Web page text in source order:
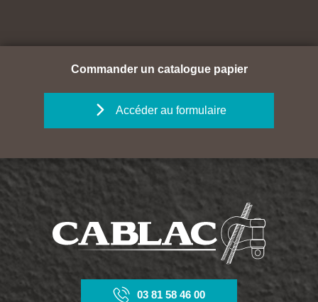
Commander un catalogue papier
Accéder au formulaire
03 81 58 46 00